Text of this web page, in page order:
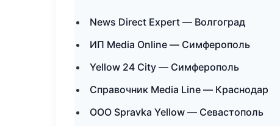
News Direct Expert — Волгоград
ИП Media Online — Симферополь
Yellow 24 City — Симферополь
Справочник Media Line — Краснодар
ООО Spravka Yellow — Севастополь